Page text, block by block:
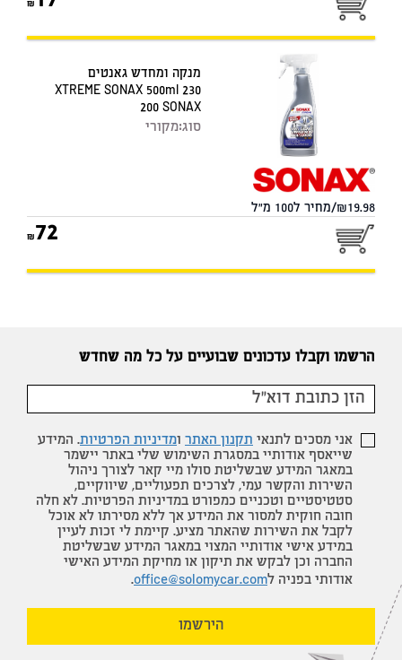
מנקה ומחדש גאנטים
XTREME SONAX 500ml 230
200 SONAX
סוג:מקורי
19.98/מחיר ל100 מ"ל
72
הרשמו וקבלו עדכונים שבועיים על כל מה שחדש
אני מסכים לתנאי תקנון האתר ומדיניות הפרטיות. המידע
שייאסף אודותיי במסגרת השימוש שלי באתר יישמר
במאגר המידע שבשליטת סולו מיי קאר לצורך ניהול
השירות והקשר עמי, לצרכים תפעוליים, שיווקיים,
סטטיסטיים וטכניים כמפורט במדיניות הפרטיות. לא חלה
חובה חוקית למסור את המידע אך ללא מסירתו לא אוכל
לקבל את השירות שהאתר מציע. קיימת לי זכות לעיין
במידע אישי אודותיי המצוי במאגר המידע שבשליטת
החברה וכן לבקש את תיקון או מחיקת המידע האישי
אודותי בפניה לoffice@solomycar.com
.
הירשמו